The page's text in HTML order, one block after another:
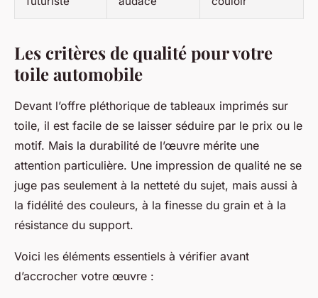
Les critères de qualité pour votre
toile automobile
Devant l’offre pléthorique de tableaux imprimés sur
toile, il est facile de se laisser séduire par le prix ou le
motif. Mais la durabilité de l’œuvre mérite une
attention particulière. Une impression de qualité ne se
juge pas seulement à la netteté du sujet, mais aussi à
la fidélité des couleurs, à la finesse du grain et à la
résistance du support.
Voici les éléments essentiels à vérifier avant
d’accrocher votre œuvre :